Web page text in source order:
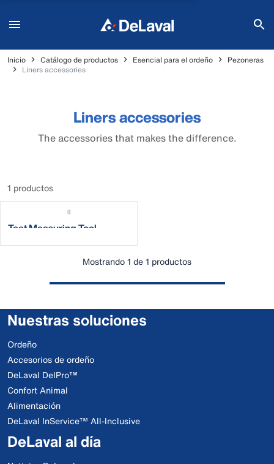
Inicio Catálogo de productos Esencial para el ordeño
Pezoneras
Liners accessories
Liners accessories
The accessories that makes the difference.
1 productos
Teat Measuring Tool
Mostrando 1 de 1 productos
Nuestras soluciones
Ordeño
Accesorios de ordeño
DeLaval DelPro™
Confort Animal
Alimentación
DeLaval InService™ All-Inclusive
DeLaval al día